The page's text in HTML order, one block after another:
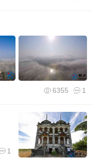
1
6355
1